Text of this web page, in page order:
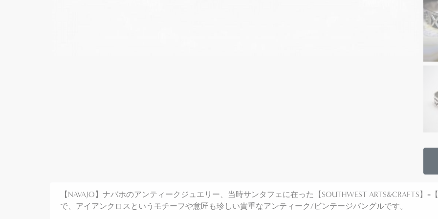
【NAVAJO】ナバホのアンティークジュエリー、当時サンタフェに在った【SOUTHWEST ARTS&CRAFTS】
で、アイアンクロスというモチーフや意匠も珍しい貴重なアンティーク/ビンテージバングルです。